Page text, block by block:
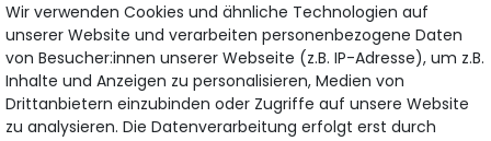
ABONNIEREN
Hiermit bestätige ich, dass ich die Daten­schutz­erklärunggelesen habe.
Meine Einwilligung kann ich jederzeit widerrufen.
Wir verwenden Cookies und ähnliche Technologien auf
unserer Website und verarbeiten personenbezogene Daten
von Besucher:innen unserer Webseite (z.B. IP-Adresse), um z.B.
Inhalte und Anzeigen zu personalisieren, Medien von
Drittanbietern einzubinden oder Zugriffe auf unsere Website
zu analysieren. Die Datenverarbeitung erfolgt erst durch